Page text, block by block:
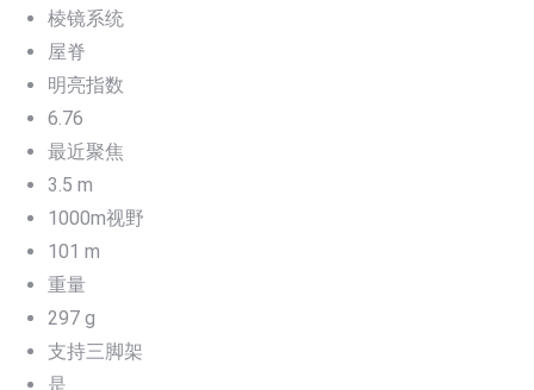
棱镜系统
屋脊
明亮指数
6.76
最近聚焦
3.5 m
1000m视野
101 m
重量
297 g
支持三脚架
是